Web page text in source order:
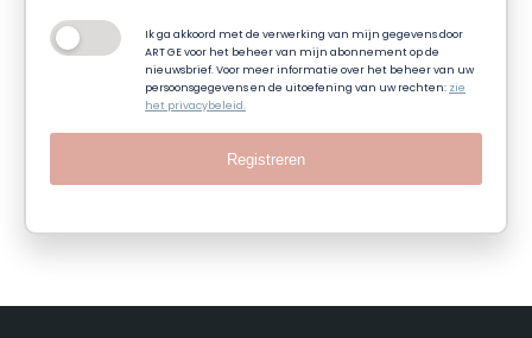
Ik ga akkoord met de verwerking van mijn gegevens door
ART GE voor het beheer van mijn abonnement op de
nieuwsbrief. Voor meer informatie over het beheer van uw
persoonsgegevens en de uitoefening van uw rechten:zie
het privacybeleid.
Registreren